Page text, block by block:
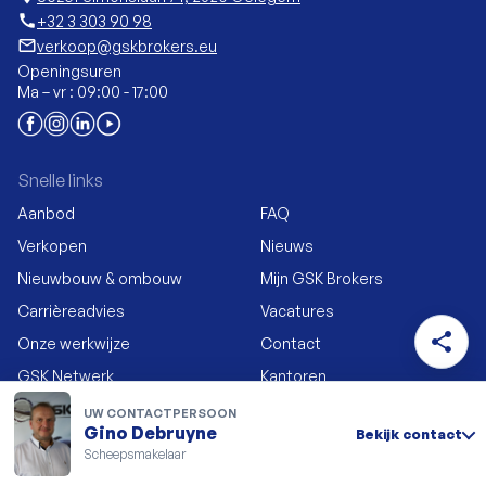
share
UW CONTACTPERSOON
Gino Debruyne
Scheepsmakelaar
Bekijk contact
call+32 3 303 90 98
mail_outlineverkoop@gskbrokers.eu
Openingsuren
Ma – vr : 09:00 - 17:00
Snelle links
Aanbod
Verkopen
Nieuwbouw & ombouw
Carrièreadvies
Onze werkwijze
GSK Netwerk
FAQ
Nieuws
Mijn GSK Brokers
Vacatures
Contact
Kantoren
Meld je aan voor onze nieuwsbrief